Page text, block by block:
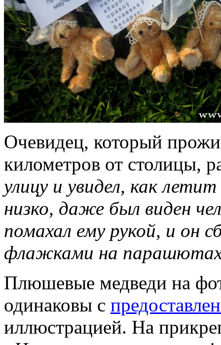
Очевидец, который
километров от столицы,
улицу и увидел, как
низко, даже был виден
помахал ему рукой, и он
флажками на
Плюшевые медведи на
одинаковы с
иллюстрацией. На